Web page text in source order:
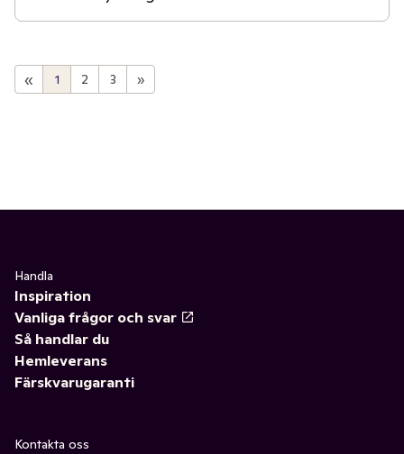
« 1 2 3 »
Handla
Inspiration
Vanliga frågor och svar
Så handlar du
Hemleverans
Färskvarugaranti
Kontakta oss